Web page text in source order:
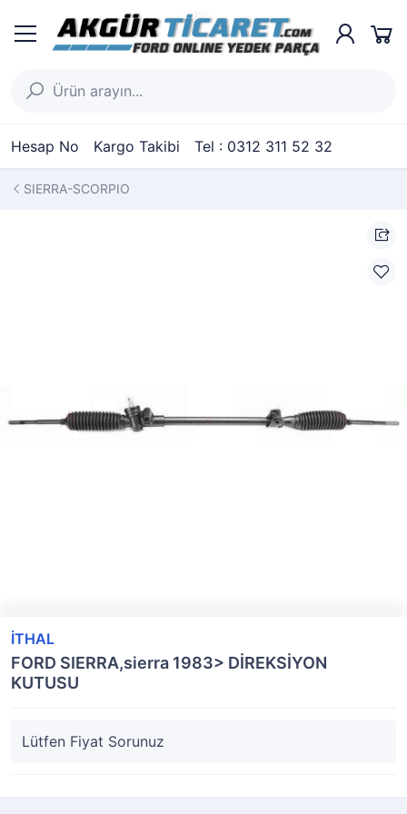
Hesap No Kargo Takibi Tel : 0312 311 52 32
SIERRA-SCORPIO
İTHAL
FORD SIERRA,sierra 1983> DİREKSİYON
KUTUSU
Lütfen Fiyat Sorunuz